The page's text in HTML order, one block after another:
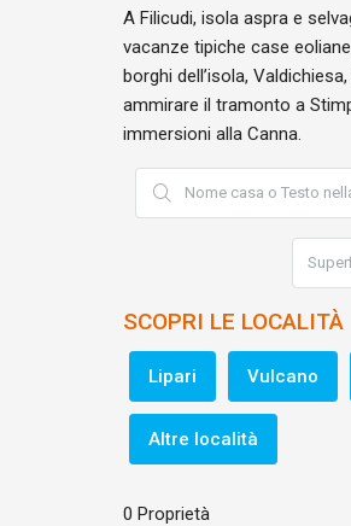
A Filicudi, isola aspra e
vacanze tipiche case
borghi dell’isola,
ammirare il tramonto a
immersioni alla Canna.
SCOPRI LE LOCALITÀ
Lipari Vulcano
Altre località
0 Proprietà